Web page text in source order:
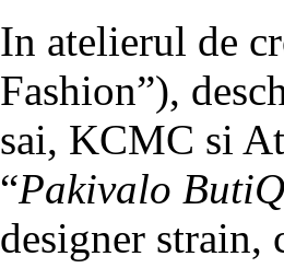
In atelierul de
Fashion”),
sai, KCMC si
“Pakivalo ButiQ
designer strain,